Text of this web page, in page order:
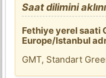
Saat dilimini
Fethiye yerel saati
Europe/Istanbul
GMT, Standart